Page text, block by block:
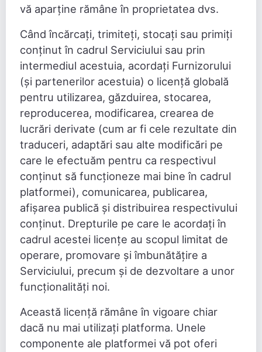
vă aparține rămâne în proprietatea dvs.
Când încărcați, trimiteți, stocați sau primiți
conținut în cadrul Serviciului sau prin
intermediul acestuia, acordați Furnizorului
(și partenerilor acestuia) o licență globală
pentru utilizarea, găzduirea, stocarea,
reproducerea, modificarea, crearea de
lucrări derivate (cum ar fi cele rezultate din
traduceri, adaptări sau alte modificări pe
care le efectuăm pentru ca respectivul
conținut să funcționeze mai bine în cadrul
platformei), comunicarea, publicarea,
afișarea publică și distribuirea respectivului
conținut. Drepturile pe care le acordați în
cadrul acestei licențe au scopul limitat de
operare, promovare și îmbunătățire a
Serviciului, precum și de dezvoltare a unor
funcționalități noi.
Această licență rămâne în vigoare chiar
dacă nu mai utilizați platforma. Unele
componente ale platformei vă pot oferi